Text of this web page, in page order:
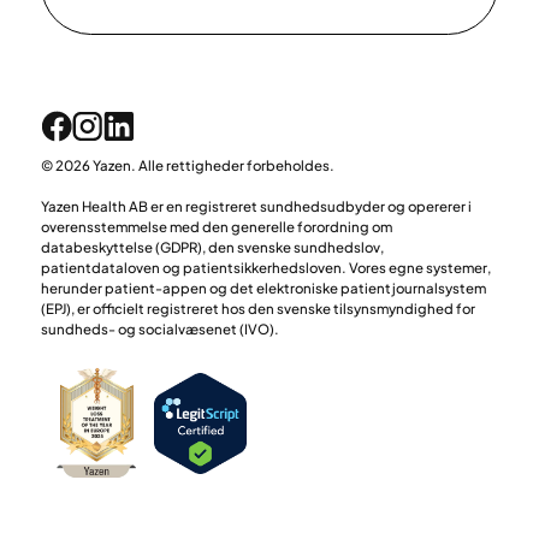
© 2026 Yazen. Alle rettigheder forbeholdes.
Yazen Health AB er en registreret sundhedsudbyder og opererer i
overensstemmelse med den generelle forordning om
databeskyttelse (GDPR), den svenske sundhedslov,
patientdataloven og patientsikkerhedsloven. Vores egne systemer,
herunder patient-appen og det elektroniske patientjournalsystem
(EPJ), er officielt registreret hos den svenske tilsynsmyndighed for
sundheds- og socialvæsenet (IVO).